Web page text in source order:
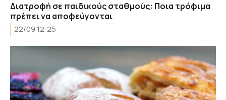
Διατροφή σε παιδικούς σταθμούς: Ποια τρόφιμα
πρέπει να αποφεύγονται
22/09 12:25